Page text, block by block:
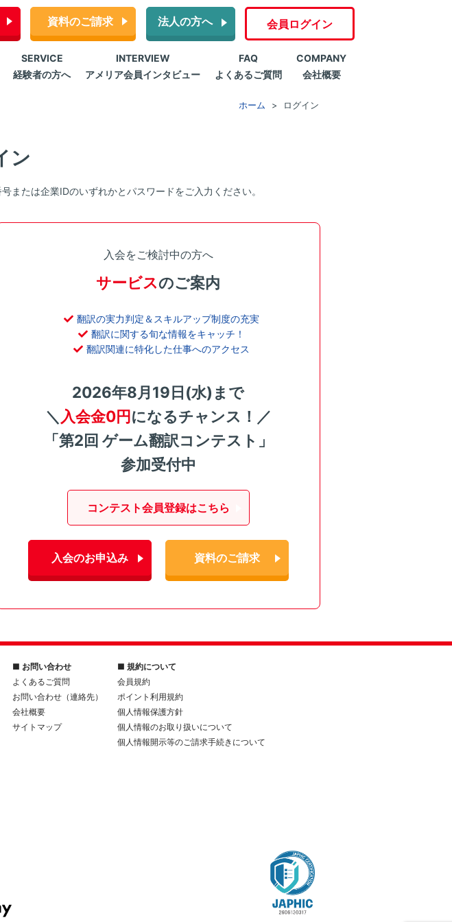
資料のご請求 法人の方へ 会員ログイン
SERVICE
経験者の方へ
INTERVIEW
アメリア会員インタビュー
FAQ
よくあるご質問
COMPANY
会社概要
ホーム ログイン
ン
または企業IDのいずれかとパスワードをご入力ください。
入会をご検討中の方へ
サービスのご案内
翻訳の実力判定＆スキルアップ制度の充実
翻訳に関する旬な情報をキャッチ！
翻訳関連に特化した仕事へのアクセス
2026年8月19日(水)まで
＼ 入会金0円になるチャンス！／
「第2回 ゲーム翻訳コンテスト」
参加受付中
コンテスト会員登録はこちら
入会のお申込み 資料のご請求
■ お問い合わせ
よくあるご質問
お問い合わせ（連絡先）
会社概要
サイトマップ
■ 規約について
会員規約
ポイント利用規約
個人情報保護方針
個人情報のお取り扱いについて
個人情報開示等のご請求手続きについて